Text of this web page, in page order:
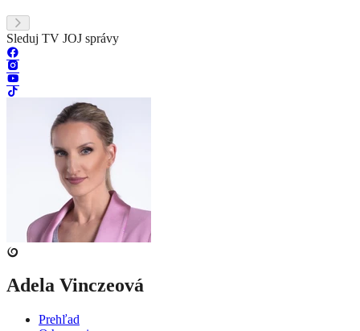
Sleduj TV JOJ správy
Adela Vinczeová
Prehľad